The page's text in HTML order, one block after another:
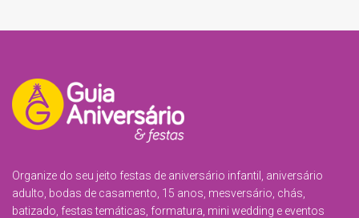
Organize do seu jeito festas de aniversário infantil, aniversário
adulto, bodas de casamento, 15 anos, mesversário, chás,
batizado, festas temáticas, formatura, mini wedding e eventos